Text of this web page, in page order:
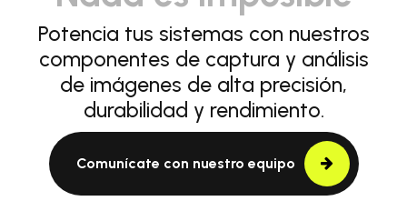
Potencia tus sistemas con nuestros
componentes de captura y análisis
de imágenes de alta precisión,
durabilidad y rendimiento.
Comunícate con nuestro equipo